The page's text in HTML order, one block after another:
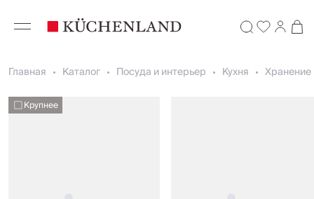
Главная Каталог Посуда и интерьер Кухня Хранение
Крупнее